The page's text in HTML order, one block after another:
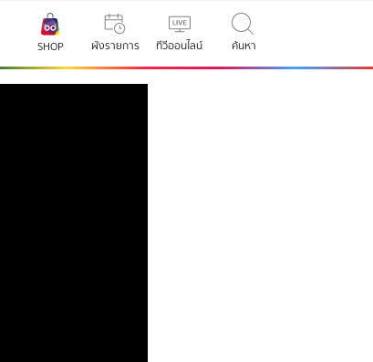
SHOP ผังรายการ ทีวีออนไลน์ ค้นหา